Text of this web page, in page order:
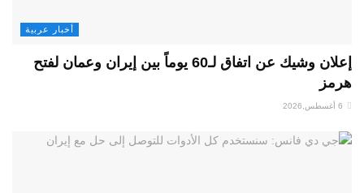
أخبار عربية
إعلان وشيك عن اتفاق لـ60 يوماً بين إيران وعمان لفتح
هرمز